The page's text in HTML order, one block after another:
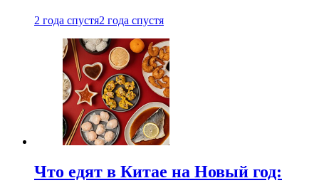
2 года спустя2 года спустя
Что едят в Китае на Новый год: